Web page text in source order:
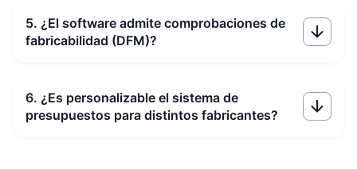
5. ¿El software admite comprobaciones de
fabricabilidad (DFM)?
6. ¿Es personalizable el sistema de
presupuestos para distintos fabricantes?